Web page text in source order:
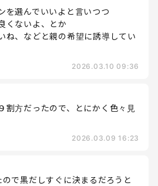
を選んでいいよと言いつつ
くないよ、とか
ね、などと親の希望に誘導してい
2026.03.10 09:36
割方だったので、とにかく色々見
2026.03.09 16:23
で黒だしすぐに決まるだろうと